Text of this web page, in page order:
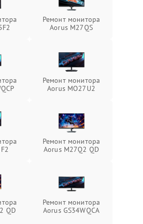
Ремонт монитора
Aorus M27QS
Ремонт монитора
Aorus MO27U2
Ремонт монитора
Aorus M27Q2 QD
QD
Ремонт монитора
Aorus GS34WQCA